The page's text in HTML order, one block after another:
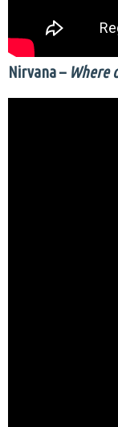
Nirvana –Where